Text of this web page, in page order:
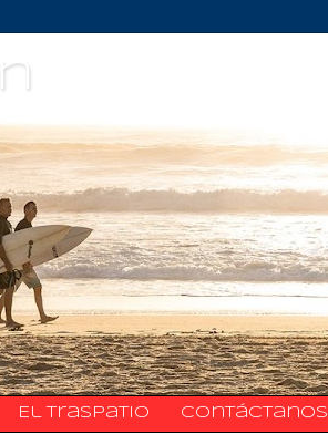
El traspatio ​​​​​​​​​Contáctanos